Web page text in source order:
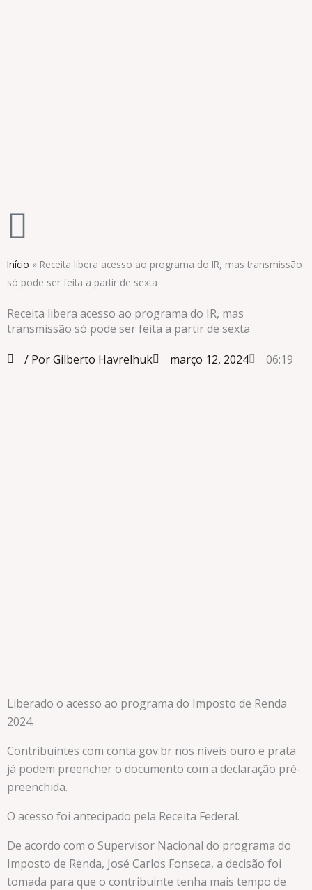
Início » Receita libera acesso ao programa do IR, mas transmissão
só pode ser feita a partir de sexta
Receita libera acesso ao programa do IR, mas
transmissão só pode ser feita a partir de sexta
/ Por Gilberto Havrelhuk
março 12, 2024 06:19
Liberado o acesso ao programa do Imposto de Renda
2024.
Contribuintes com conta gov.br nos níveis ouro e prata
já podem preencher o documento com a declaração pré-
preenchida.
O acesso foi antecipado pela Receita Federal.
De acordo com o Supervisor Nacional do programa do
Imposto de Renda, José Carlos Fonseca, a decisão foi
tomada para que o contribuinte tenha mais tempo de